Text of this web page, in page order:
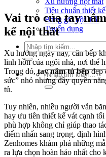
Tiêu chuẩn thiết kế
Bảng giá nội thất
Tuyển dụng
Tìm
kiếm:
Tìm
kiếm:
Vai trò của tay
kế nội thất
Xu hướng ngày nay, căn bếp
linh hồn của ngôi nhà, nơi thể
Trong đó,tay nắm tủ bếpđẹp
sức” nhỏ nhưng đầy quyền
tủ.
Tuy nhiên, nhiều người vẫn
hay ưu tiên thiết kế vát cạnh
phù hợp không chỉ giúp thao
điểm nhấn sang trọng, định
Zenhomes khám phá những
ra lựa chọn hoàn hảo nhất cho